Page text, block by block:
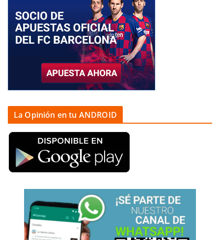
La Opinión en tu ANDROID